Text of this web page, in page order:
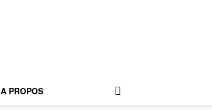
A PROPOS